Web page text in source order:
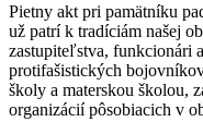
Pietny akt pri pamätníku
už patrí k tradíciám našej
zastupiteľstva, funkcionári
protifašistických
školy a materskou školou,
organizácií pôsobiacich v